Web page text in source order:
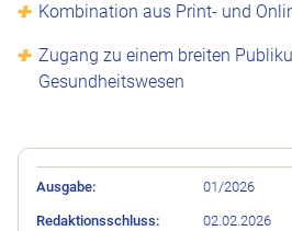
Kombination aus Print- und
Zugang zu einem breiten
Gesundheitswesen
AusgabeRedaktionsschlussErscheinung
01/2026
02.02.2026